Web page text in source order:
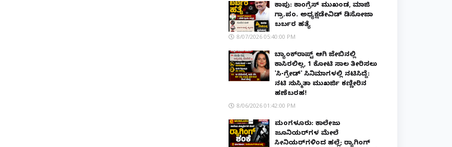
ಕಾಪು: ಕಾಂಗ್ರೆಸ್ ಮುಖಂಡ, ಮಾಜಿ
ಗ್ರಾ.ಪಂ. ಅಧ್ಯಕ್ಷಡೇವಿಡ್ ಡಿಸೋಜಾ
ಬರ್ಬರ ಹತ್ಯೆ
8/07/2026 05:40:00 PM
ಬ್ಯಾಂಕ್‌ರಾಪ್ಟ್‌ ಆಗಿ ಜೇಬಿನಲ್ಲಿ
ಕಾಸಿರಲಿಲ್ಲ, ₹1 ಕೋಟಿ ಸಾಲ ತೀರಿಸಲು
'ಸಿ-ಗ್ರೇಡ್' ಸಿನಿಮಾಗಳಲ್ಲಿ ನಟಿಸಿದ್ದೆ:
ನಟಿ ಸುಸ್ಮಿತಾ ಮುಖರ್ಜಿ ಕಣ್ಣೀರಿನ
ಹಣೆಬರಹ!
8/06/2026 01:42:00 PM
ಮಂಗಳೂರು: ಕಾಲೇಜು
ಜೂನಿಯರ್‌ಗಳ ಮೇಲೆ
ಸೀನಿಯರ್‌ಗಳಿಂದ ಹಲ್ಲೆ; ರ‌್ಯಾಗಿಂಗ್